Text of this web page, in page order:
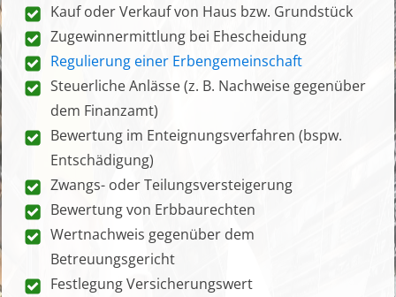
Kauf oder Verkauf von Haus bzw. Grundstück
Zugewinnermittlung bei Ehescheidung
Regulierung einer Erbengemeinschaft
Steuerliche Anlässe (z. B. Nachweise gegenüber
dem Finanzamt)
Bewertung im Enteignungsverfahren (bspw.
Entschädigung)
Zwangs- oder Teilungsversteigerung
Bewertung von Erbbaurechten
Wertnachweis gegenüber dem
Betreuungsgericht
Festlegung Versicherungswert